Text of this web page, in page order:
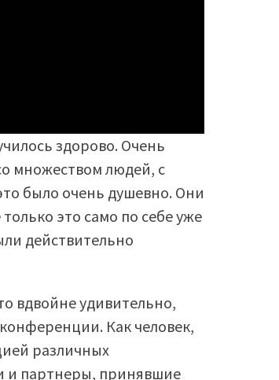
здорово. Очень
множеством людей, с
было очень душевно. Они
это само по себе уже
действительно
вдвойне удивительно,
Как человек,
различных
и партнеры, принявшие